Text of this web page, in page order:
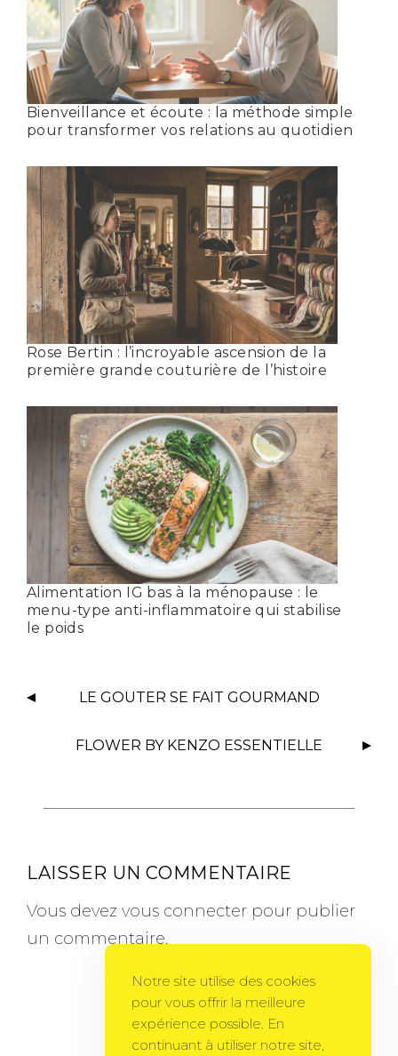
Bienveillance et écoute : la méthode simple
pour transformer vos relations au quotidien
Rose Bertin : l’incroyable ascension de la
première grande couturière de l’histoire
Alimentation IG bas à la ménopause : le
menu-type anti-inflammatoire qui stabilise
le poids
LE GOUTER SE FAIT GOURMAND
FLOWER BY KENZO ESSENTIELLE
LAISSER UN COMMENTAIRE
Vous devez vous connecter pour publier
un commentaire.
Gema Theme by PixelGrade
Notre site utilise des cookies
pour vous offrir la meilleure
expérience possible. En
continuant à utiliser notre site,